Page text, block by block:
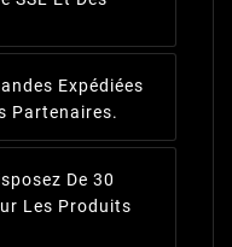
Expédiées
Partenaires.
De 30
Les Produits